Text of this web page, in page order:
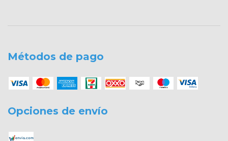
Métodos de pago
Opciones de envío